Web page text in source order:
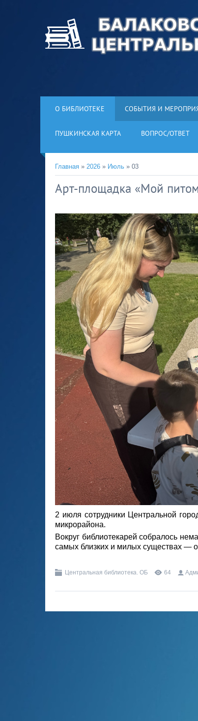
О БИБЛИОТЕКЕ СОБЫТИЯ И
ПУШКИНСКАЯ КАРТА ВОПРОС/ОТВЕТ
Главная » 2026 » Июль » 03
Арт-площадка «Мой
2 июля сотрудники Центральной
микрорайона.
Вокруг библиотекарей собралось
самых близких и милых существах —
Центральная библиотека. ОБ 64